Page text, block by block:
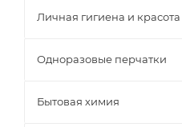
Личная гигиена и красота
Одноразовые перчатки
Бытовая химия